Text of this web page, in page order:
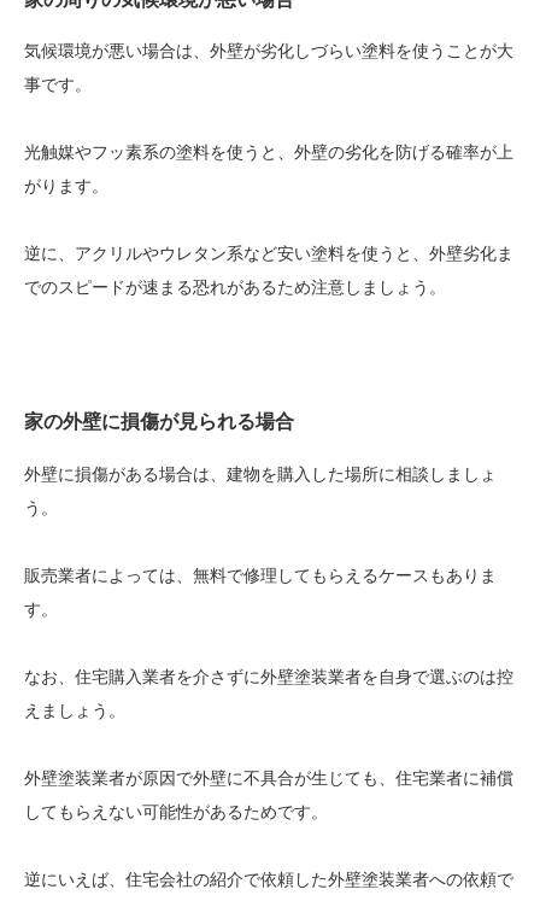
気候環境が悪い場合は、外壁が劣化しづらい塗料を使うことが大
事です。
光触媒やフッ素系の塗料を使うと、外壁の劣化を防げる確率が上
がります。
逆に、アクリルやウレタン系など安い塗料を使うと、外壁劣化ま
でのスピードが速まる恐れがあるため注意しましょう。
家の外壁に損傷が見られる場合
外壁に損傷がある場合は、建物を購入した場所に相談しましょ
う。
販売業者によっては、無料で修理してもらえるケースもありま
す。
なお、住宅購入業者を介さずに外壁塗装業者を自身で選ぶのは控
えましょう。
外壁塗装業者が原因で外壁に不具合が生じても、住宅業者に補償
してもらえない可能性があるためです。
逆にいえば、住宅会社の紹介で依頼した外壁塗装業者への依頼で